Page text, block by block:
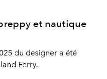
et nautique
du designer a été
Ferry.